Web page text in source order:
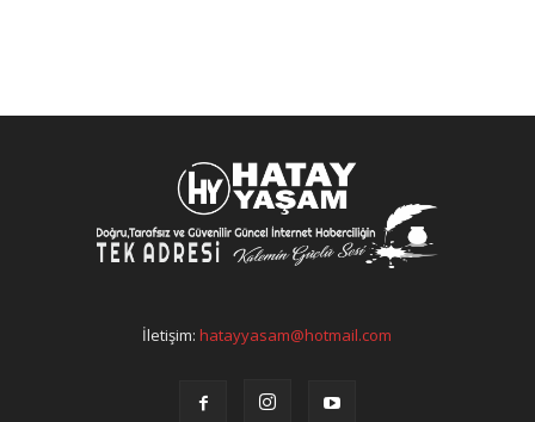
İletişim:hatayyasam@hotmail.com